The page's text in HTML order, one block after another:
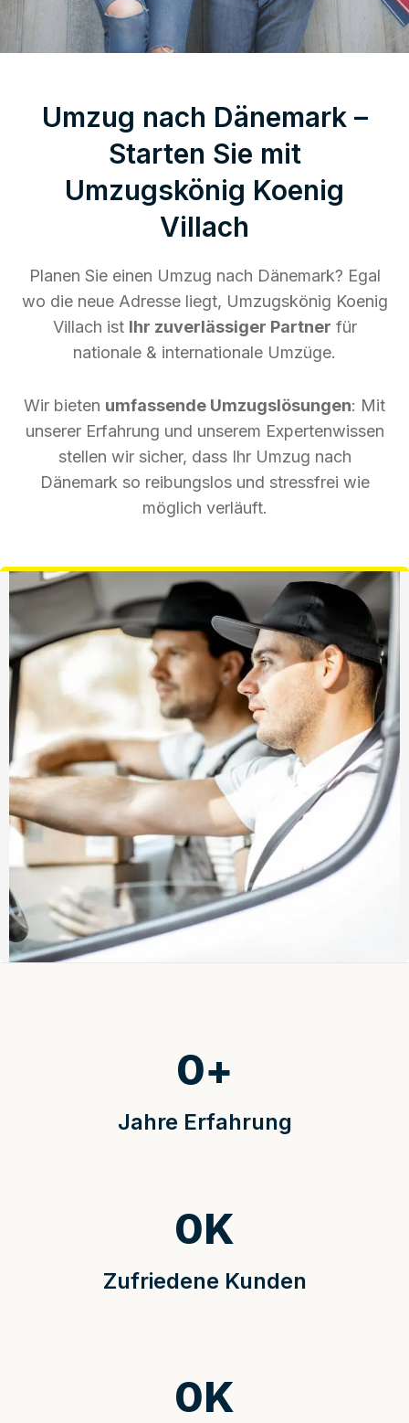
Umzug nach Dänemark –
Starten Sie mit
Umzugskönig Koenig
Villach
Planen Sie einen Umzug nach Dänemark? Egal
wo die neue Adresse liegt, Umzugskönig Koenig
Villach ist Ihr zuverlässiger Partner für
nationale & internationale Umzüge.
Wir bieten umfassende Umzugslösungen: Mit
unserer Erfahrung und unserem Expertenwissen
stellen wir sicher, dass Ihr Umzug nach
Dänemark so reibungslos und stressfrei wie
möglich verläuft.
Jahre Erfahrung
0+
Zufriedene Kunden
0K
0K